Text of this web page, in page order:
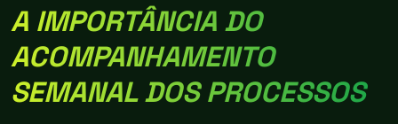
A IMPORTÂNCIA DO
ACOMPANHAMENTO
SEMANAL DOS PROCESSOS